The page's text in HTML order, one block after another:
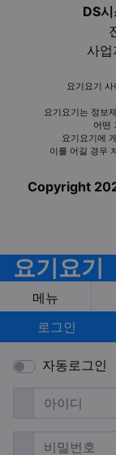
DS
사
요기요기
요기요기는 정보
어떤
요기요기에
이를 어길 경우
Copyright
요기요기
메뉴
로그인
자동로그인
아이디 필수
비밀번호필수